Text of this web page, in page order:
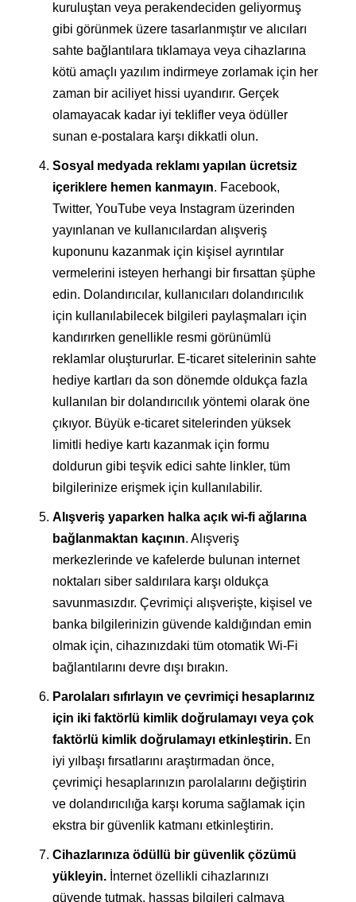
kuruluştan veya perakendeciden geliyormuş
gibi görünmek üzere tasarlanmıştır ve alıcıları
sahte bağlantılara tıklamaya veya cihazlarına
kötü amaçlı yazılım indirmeye zorlamak için her
zaman bir aciliyet hissi uyandırır. Gerçek
olamayacak kadar iyi teklifler veya ödüller
sunan e-postalara karşı dikkatli olun.
Sosyal medyada reklamı yapılan ücretsiz
içeriklere hemen kanmayın. Facebook,
Twitter, YouTube veya Instagram üzerinden
yayınlanan ve kullanıcılardan alışveriş
kuponunu kazanmak için kişisel ayrıntılar
vermelerini isteyen herhangi bir fırsattan şüphe
edin. Dolandırıcılar, kullanıcıları dolandırıcılık
için kullanılabilecek bilgileri paylaşmaları için
kandırırken genellikle resmi görünümlü
reklamlar oluştururlar. E-ticaret sitelerinin sahte
hediye kartları da son dönemde oldukça fazla
kullanılan bir dolandırıcılık yöntemi olarak öne
çıkıyor. Büyük e-ticaret sitelerinden yüksek
limitli hediye kartı kazanmak için formu
doldurun gibi teşvik edici sahte linkler, tüm
bilgilerinize erişmek için kullanılabilir.
Alışveriş yaparken halka açık wi-fi ağlarına
bağlanmaktan kaçının. Alışveriş
merkezlerinde ve kafelerde bulunan internet
noktaları siber saldırılara karşı oldukça
savunmasızdır. Çevrimiçi alışverişte, kişisel ve
banka bilgilerinizin güvende kaldığından emin
olmak için, cihazınızdaki tüm otomatik Wi-Fi
bağlantılarını devre dışı bırakın.
Parolaları sıfırlayın ve çevrimiçi hesaplarınız
için iki faktörlü kimlik doğrulamayı veya çok
faktörlü kimlik doğrulamayı etkinleştirin. En
iyi yılbaşı fırsatlarını araştırmadan önce,
çevrimiçi hesaplarınızın parolalarını değiştirin
ve dolandırıcılığa karşı koruma sağlamak için
ekstra bir güvenlik katmanı etkinleştirin.
Cihazlarınıza ödüllü bir güvenlik çözümü
yükleyin. İnternet özellikli cihazlarınızı
güvende tutmak, hassas bilgileri çalmaya